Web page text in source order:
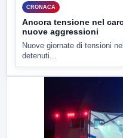
CRONACA
Ancora tensione nel
nuove aggressioni
Nuove giornate di tensioni
detenuti...